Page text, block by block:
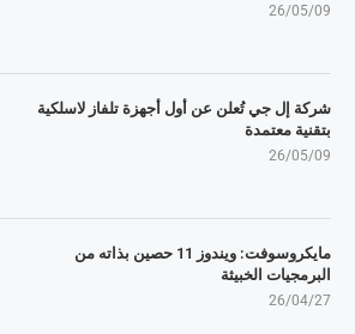
26/05/09
شركة إل جي تُعلن عن أول أجهزة تلفاز لاسلكية
بتقنية معتمدة
26/05/09
مايكروسوفت: ويندوز 11 حصين بذاته من
البرمجيات الخبيثة
26/04/27